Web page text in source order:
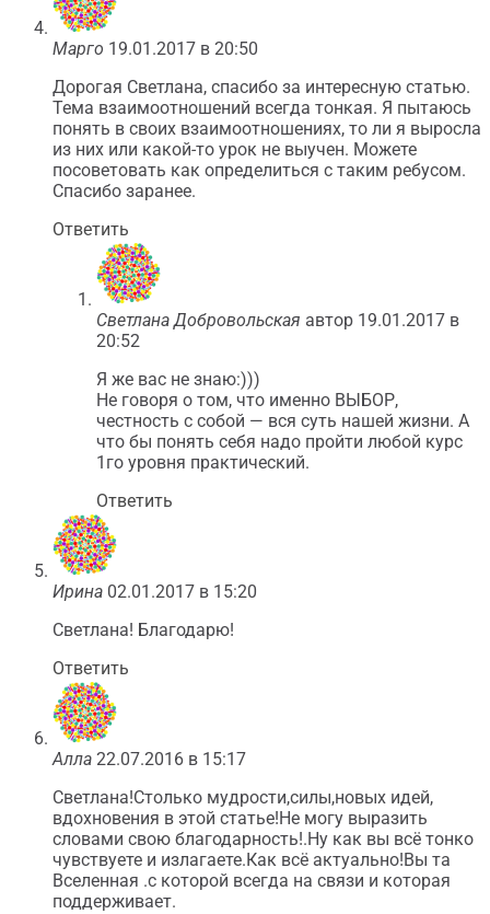
Марго 19.01.2017 в 20:50
Дорогая Светлана, спасибо за интересную статью.
Тема взаимоотношений всегда тонкая. Я пытаюсь
понять в своих взаимоотношениях, то ли я выросла
из них или какой-то урок не выучен. Можете
посоветовать как определиться с таким ребусом.
Спасибо заранее.
Ответить
Светлана Добровольская автор 19.01.2017 в
20:52
Я же вас не знаю:)))
Не говоря о том, что именно ВЫБОР,
честность с собой — вся суть нашей жизни. А
что бы понять себя надо пройти любой курс
1го уровня практический.
Ответить
Ирина 02.01.2017 в 15:20
Светлана! Благодарю!
Ответить
Алла 22.07.2016 в 15:17
Светлана!Столько мудрости,силы,новых идей,
вдохновения в этой статье!Не могу выразить
словами свою благодарность!.Ну как вы всё тонко
чувствуете и излагаете.Как всё актуально!Вы та
Вселенная .с которой всегда на связи и которая
поддерживает.